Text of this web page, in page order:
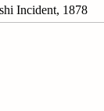
Incident, 1878